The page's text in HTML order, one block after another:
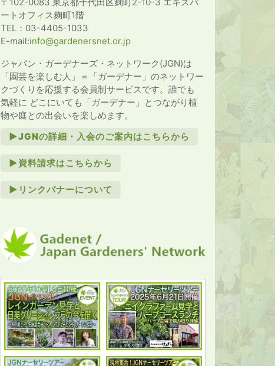
ートオフィス麹町1階
TEL：03-4405-1033
E-mail:info@gardenersnet.or.jp
ジャパン・ガーデナーズ・ネットワーク(JGN)は
「園芸を楽しむ人」＝「ガーデナー」のネットワー
クづくりを応援する会員制サービスです。誰でも
気軽に どこにいても「ガーデナー」とつながり植
物や庭との出会いを楽しめます。
►JGNの詳細・入会のご案内はこちらから
►資料請求はこちらから
►リンクバナーについて